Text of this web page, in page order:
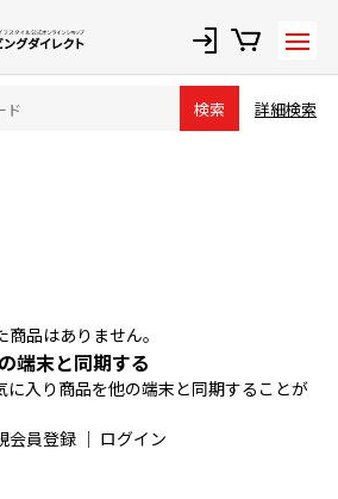
検索 詳細検索
品はありません。
端末と同期する
に入り商品を他の端末と同期することが
会員登録 ｜ ログイン